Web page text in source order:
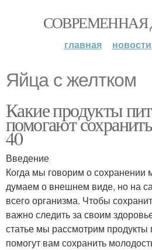
главная новости
Яйца с желтком
Какие продукты
помогают
40
Введение
Когда мы говорим о сохранении
думаем о внешнем виде, но на
всего организма. Чтобы
важно следить за своим
статье мы рассмотрим продукты
помогут вам сохранить